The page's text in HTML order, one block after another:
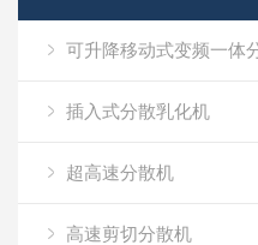
插入式分散乳化机
超高速分散机
高速剪切分散机